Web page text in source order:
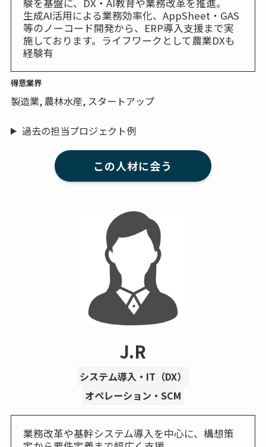
験を基盤に、DX・AI教育や業務改革を推進。
生成AI活用による業務効率化、AppSheet・GAS
等のノーコード開発から、ERP導入支援まで実
施しております。ライフワークとして農業DXも
経験有
得意業界
製造業, 農林水産, スタートアップ
過去の担当プロジェクト例
この人材に会う
J.R
システム導入・IT（DX）
オペレーション・SCM
業務改革や基幹システム導入を中心に、構想策